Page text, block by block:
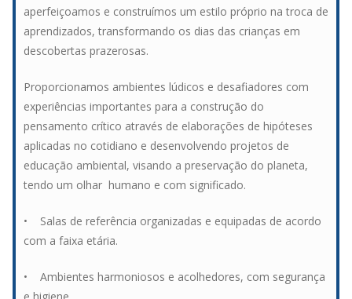
aperfeiçoamos e construímos um estilo próprio na troca de
aprendizados, transformando os dias das crianças em
descobertas prazerosas.
Proporcionamos ambientes lúdicos e desafiadores com
experiências importantes para a construção do
pensamento crítico através de elaborações de hipóteses
aplicadas no cotidiano e desenvolvendo projetos de
educação ambiental, visando a preservação do planeta,
tendo um olhar humano e com significado.
• Salas de referência organizadas e equipadas de acordo
com a faixa etária.
• Ambientes harmoniosos e acolhedores, com segurança